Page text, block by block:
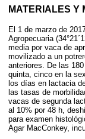
MATERIALES Y
El 1 de marzo de
Agropecuaria
media por vaca de
movilizado a un
anteriores. De las
quinta, cinco en la
los días en lactacia
las tasas de
vacas de segunda
al 10% por 48 h,
para examen
Agar MacConkey,